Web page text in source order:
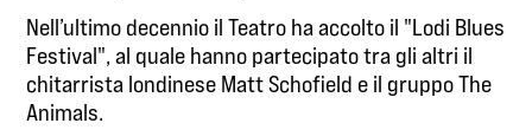
Nell’ultimo decennio il Teatro ha accolto il "Lodi Blues
Festival", al quale hanno partecipato tra gli altri il
chitarrista londinese Matt Schofield e il gruppo The
Animals.